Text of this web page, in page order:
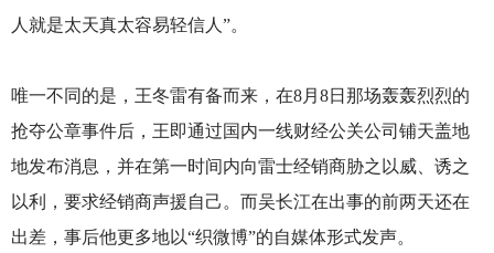
人就是太天真太容易轻信人”。
唯一不同的是，王冬雷有备而来，在8月8日那场轰轰烈烈的
抢夺公章事件后，王即通过国内一线财经公关公司铺天盖地
地发布消息，并在第一时间内向雷士经销商胁之以威、诱之
以利，要求经销商声援自己。而吴长江在出事的前两天还在
出差，事后他更多地以“织微博”的自媒体形式发声。